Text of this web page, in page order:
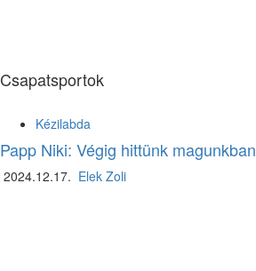
Csapatsportok
Kézilabda
Papp Niki: Végig hittünk magunkban
2024.12.17. Elek Zoli